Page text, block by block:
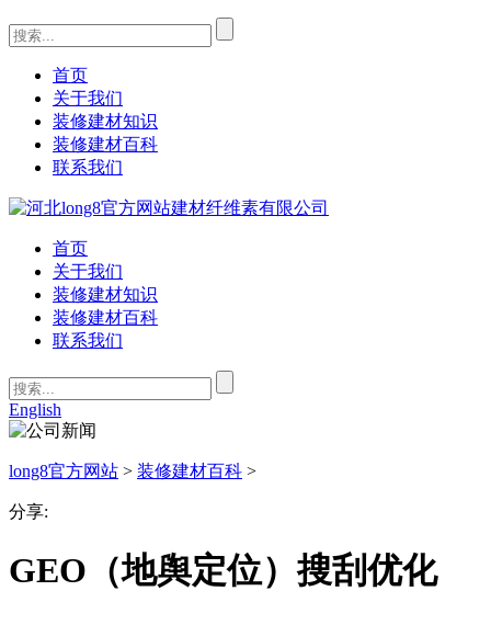
首页
关于我们
装修建材知识
装修建材百科
联系我们
首页
关于我们
装修建材知识
装修建材百科
联系我们
English
long8官方网站 > 装修建材百科 >
分享:
GEO（地舆定位）搜刮优化